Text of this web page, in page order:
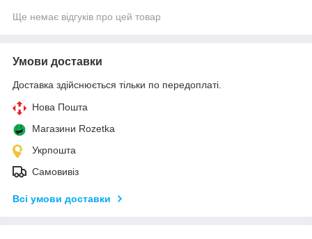
Ще немає відгуків про цей товар
Умови доставки
Доставка здійснюється тільки по передоплаті.
Нова Пошта
Магазини Rozetka
Укрпошта
Самовивіз
Всі умови доставки